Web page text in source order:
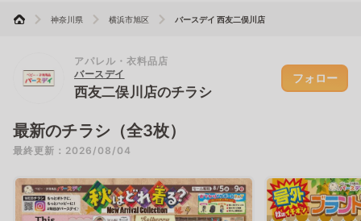
神奈川県 横浜市旭区 バースデイ 西友二俣川店
アパレル・衣料品店
バースデイ
西友二俣川店のチラシ
フォロー
最新のチラシ（全3枚）
最終更新：2026/08/04